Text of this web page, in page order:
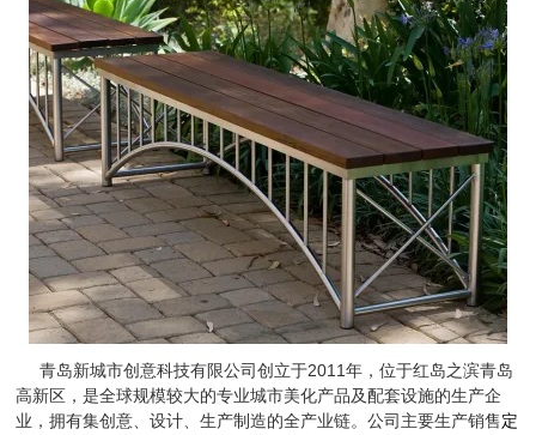
青岛新城市创意科技有限公司创立于2011年，位于红岛之滨青岛
高新区，是全球规模较大的专业城市美化产品及配套设施的生产企
业，拥有集创意、设计、生产制造的全产业链。公司主要生产销售定